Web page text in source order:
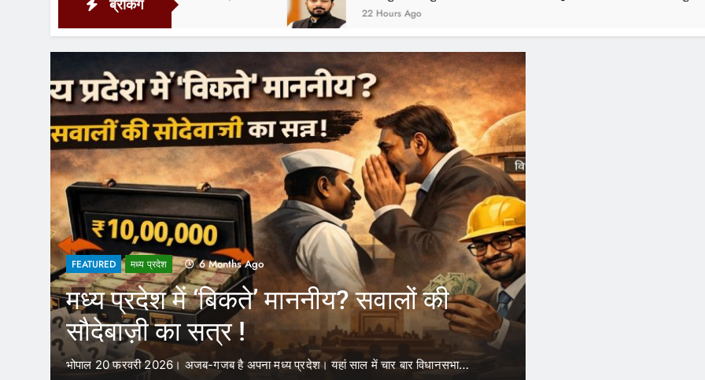
ब्रेकिंग
22 Hours Ago
FEATURED 1 Year Ago
CM Yogi के फैसले से आउटसोर्स
कर्मचारियों को होगा फायदा, अब अपने जिले
में कर सकेंगे काम
परिवहन निगम में कार्यरत आउटसोर्स कर्मचारियों के जरिए नियुक्त परिचालकों का भी ट्रांसफर हो सकेगा।…